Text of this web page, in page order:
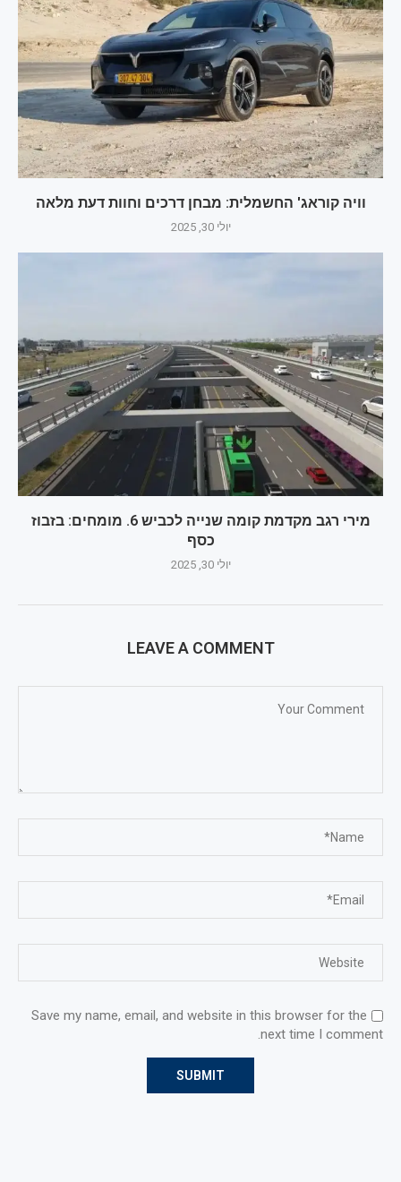
וויה קוראג' החשמלית: מבחן דרכים וחוות דעת מלאה
יולי 30, 2025
מירי רגב מקדמת קומה שנייה לכביש 6. מומחים: בזבוז
כסף
יולי 30, 2025
LEAVE A COMMENT
Save my name, email, and website in this browser for the
next time I comment.